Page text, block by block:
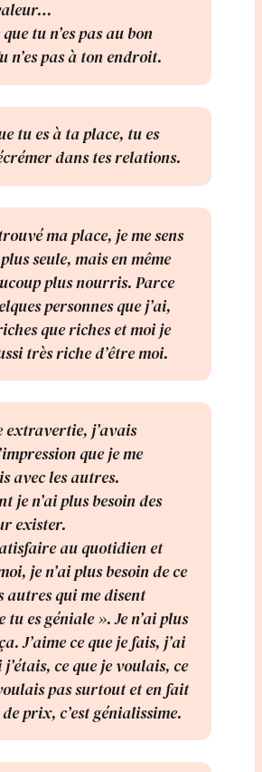
que tu n’es pas au bon
n’es pas à ton endroit.
tu es à ta place, tu es
dans tes relations.
ma place, je me sens
seule, mais en même
plus nourris. Parce
personnes que j’ai,
que riches et moi je
très riche d’être moi.
extravertie, j’avais
que je me
avec les autres.
je n’ai plus besoin des
exister.
au quotidien et
je n’ai plus besoin de ce
autres qui me disent
tu es géniale ». Je n’ai plus
J’aime ce que je fais, j’ai
ce que je voulais, ce
pas surtout et en fait
de prix, c’est génialissime.